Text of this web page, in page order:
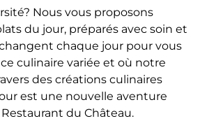
Nous vous proposons
du jour, préparés avec soin et
chaque jour pour vous
culinaire variée et où notre
des créations culinaires
est une nouvelle aventure
du Château.